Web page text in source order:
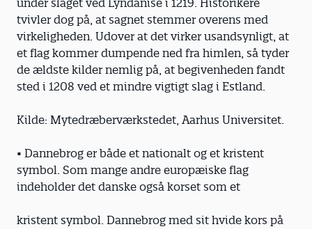
under slaget ved Lyndanise i 1219. Historikere
tvivler dog på, at sagnet stemmer overens med
virkeligheden. Udover at det virker usandsynligt, at
et flag kommer dumpende ned fra himlen, så tyder
de ældste kilder nemlig på, at begivenheden fandt
sted i 1208 ved et mindre vigtigt slag i Estland.
Kilde: Mytedræberværkstedet, Aarhus Universitet.
• Dannebrog er både et nationalt og et kristent
symbol. Som mange andre europæiske flag
indeholder det danske også korset som et
kristent symbol. Dannebrog med sit hvide kors på